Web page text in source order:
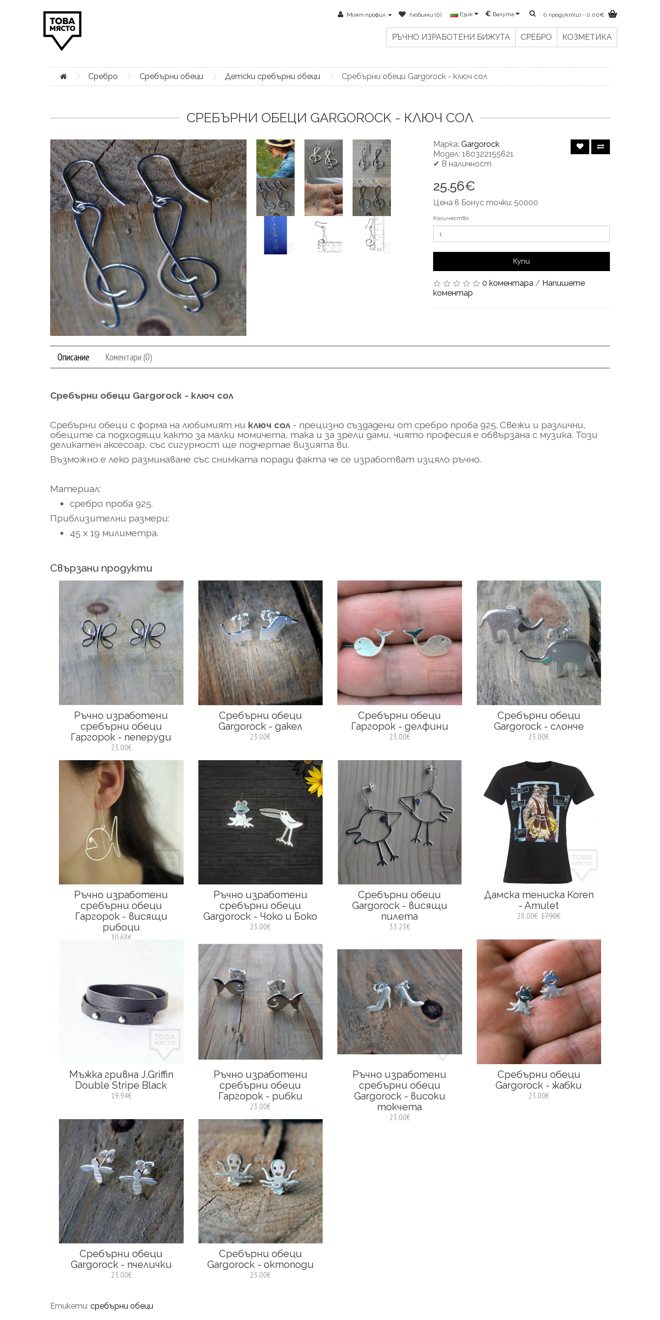
0 продукт(и) - 0.00€
€ Валута
Език
Моят профил Любими (0)
РЪЧНО ИЗРАБОТЕНИ БИЖУТА СРЕБРО КОЗМЕТИКА
Сребро Сребърни обеци Детски сребърни обеци Сребърни обеци Gargorock - ключ сол
СРЕБЪРНИ ОБЕЦИ GARGOROCK - КЛЮЧ СОЛ
Марка: Gargorock
Модел: 180322155621
✔ В наличност
25.56€
Цена в Бонус точки: 50000
Количество
Купи
0 коментара / Напишете
коментар
Описание Коментари (0)
Сребърни обеци Gargorock - ключ сол
Cребърни обеци с форма на любимият ни ключ сол - прецизно създадени от сребро проба 925. Свежи и различни,
обеците са подходящи както за малки момичета, така и за зрели дами, чиято професия е обвързана с музика. Този
деликатен аксесоар, със сигурност ще подчертае визията ви.
Възможно е леко разминаване със снимката поради факта че се изработват изцяло ръчно.
Материал:
сребро проба 925.
Приблизителни размери:
45 x 19 милиметра.
Свързани продукти
Ръчно изработени
сребърни обеци
Гаргорок - пеперуди
23.00€
Сребърни обеци
Gargorock - дакел
23.00€
Сребърни обеци
Гаргорок - делфини
23.00€
Сребърни обеци
Gargorock - слонче
23.00€
Ръчно изработени
сребърни обеци
Гаргорок - висящи
рибоци
30.68€
Ръчно изработени
сребърни обеци
Gargorock - Чоко и Боко
23.00€
Сребърни обеци
Gargorock - висящи
пилета
33.23€
Дамска тениска Koren
- Amulet
28.00€ 17.90€
Мъжка гривна J.Griffin
Double Stripe Black
19.94€
Ръчно изработени
сребърни обеци
Гаргорок - рибки
23.00€
Ръчно изработени
сребърни обеци
Gargorock - високи
токчета
23.00€
Сребърни обеци
Gargorock - жабки
23.00€
Сребърни обеци
Gargorock - пчелички
23.00€
Сребърни обеци
Gargorock - октоподи
23.00€
Етикети: сребърни обеци